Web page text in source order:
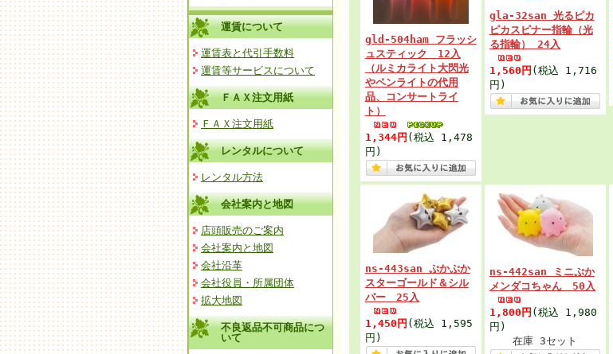
運賃について
運賃表と代引手数料
運賃等サービスについて
ＦＡＸ注文用紙
ＦＡＸ注文用紙
レンタルについて
レンタル方法
会社案内と地図
店頭販売のご案内
会社案内と地図
会社沿革
会社役員・所属団体
拡大地図
不良返品不可商品につ
いて
gld-504ham フラッシ
ュスティック 12入
（ルミカライト大閃光
やペンライトの代用
品、コンサートライ
ト）
1,344円 (税込 1,478
円)
gla-32san 光るピカ
ピカスピナー指輪（光
る指輪） 24入
1,560円 (税込 1,716
円)
ns-443san ぷかぷか
スターゴールド＆シル
バー 25入
1,450円 (税込 1,595
円)
ns-442san ミニぷか
メンダコちゃん 50入
1,800円 (税込 1,980
円)
在庫 3セット